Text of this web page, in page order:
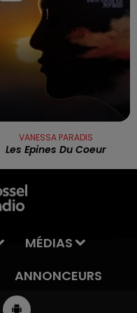
VANESSA PARADIS
Les Epines Du Coeur
MÉDIAS
ANNONCEURS